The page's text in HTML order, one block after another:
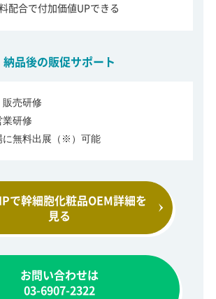
配合で付加価値UPできる
納品後の販促サポート
販売研修
業研修
に無料出展（※）可能
で幹細胞化粧品OEM詳細を
見る
お問い合わせは
03-6907-2322